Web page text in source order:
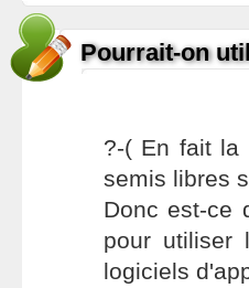
Pourrait-on
?-( En fait la
semis libres
Donc est-ce
pour utiliser
logiciels